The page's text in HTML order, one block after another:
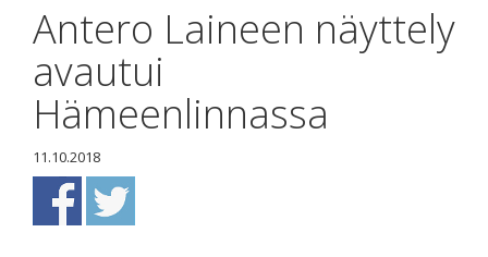
Antero Laineen näyttely
avautui
Hämeenlinnassa
11.10.2018